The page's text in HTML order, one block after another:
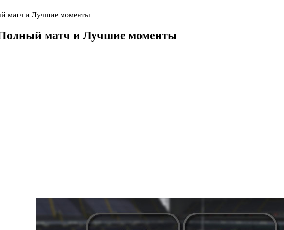
матч и Лучшие моменты
матч и Лучшие моменты